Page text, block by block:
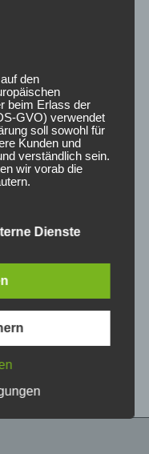
ET35 5×120
Titanium
€ *
den
beim Erlass der
GVO) verwendet
soll sowohl für
Kunden und
verständlich sein.
wir vorab die
alle
(im Folgenden
die
Dienste